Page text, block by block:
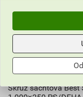
Skruž šachtová Best